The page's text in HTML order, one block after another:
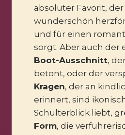
absoluter Favorit,
wunderschön
und für einen
sorgt. Aber auch der
Boot-Ausschnitt,
betont, oder der
Kragen, der an
erinnert, sind
Schulterblick liebt,
Form, die